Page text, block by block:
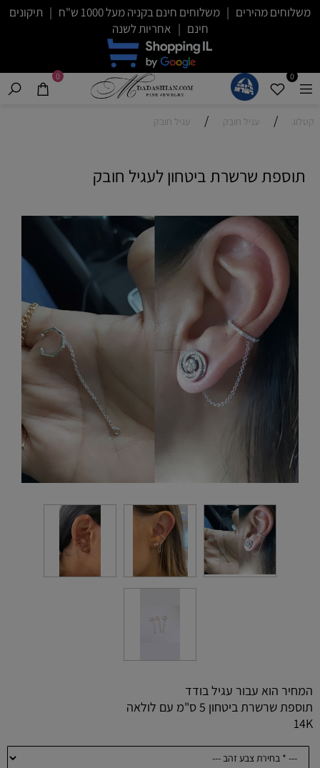
משלוחים מהירים | משלוחים חינם בקניה מעל 1000 ש"ח | תיקונים
חינם | אחריות לשנה
0
0
קטלוג / עגיל חובק / עגיל חובק
תוספת שרשרת ביטחון לעגיל חובק
המחיר הוא עבור עגיל בודד
תוספת שרשרת ביטחון 5 ס"מ עם לולאה
14K